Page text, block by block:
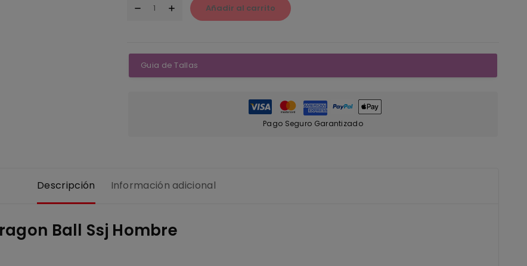
Añadir al carrito
Guia de Tallas
Pago Seguro Garantizado
Descripción Información adicional
Ball Ssj Hombre